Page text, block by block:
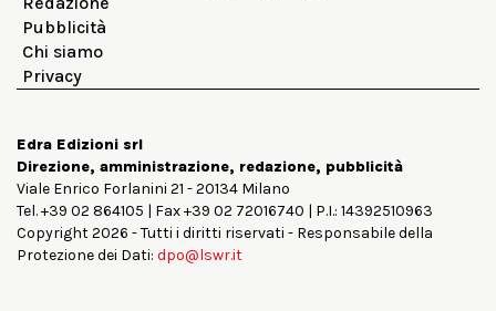
Pubblicità
Chi siamo
Privacy
Edra Edizioni srl
Direzione, amministrazione, redazione, pubblicità
Viale Enrico Forlanini 21 - 20134 Milano
Tel. +39 02 864105 | Fax +39 02 72016740 | P.I.: 14392510963
Copyright 2026 - Tutti i diritti riservati - Responsabile della
Protezione dei Dati: dpo@lswr.it